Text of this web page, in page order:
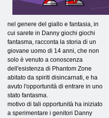
nel genere del giallo e fantasia, in
cui sarete in Danny giochi giochi
fantasma, racconta la storia di un
giovane uomo di 14 anni, che non
solo è venuto a conoscenza
dell'esistenza di Phantom Zone
abitato da spiriti disincarnati, e ha
avuto l'opportunità di entrare in uno
stato fantasma.
motivo di tali opportunità ha iniziato
a sperimentare i genitori Danny